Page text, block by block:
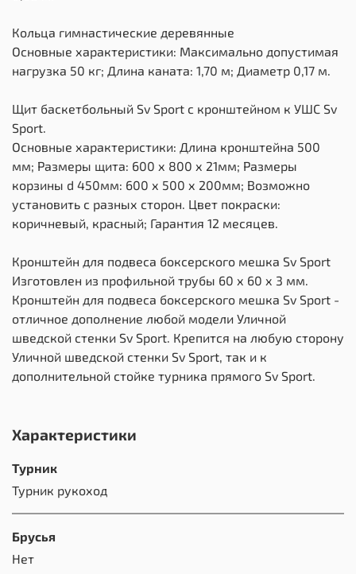
Кольца гимнастические деревянные
Основные характеристики: Максимально допустимая
нагрузка 50 кг; Длина каната: 1,70 м; Диаметр 0,17 м.
Щит баскетбольный Sv Sport c кронштейном к УШС Sv
Sport.
Основные характеристики: Длина кронштейна 500
мм; Размеры щита: 600 х 800 х 21мм; Размеры
корзины d 450мм: 600 х 500 х 200мм; Возможно
установить с разных сторон. Цвет покраски:
коричневый, красный; Гарантия 12 месяцев.
Кронштейн для подвеса боксерского мешка Sv Sport
Изготовлен из профильной трубы 60 х 60 х 3 мм.
Кронштейн для подвеса боксерского мешка Sv Sport -
отличное дополнение любой модели Уличной
шведской стенки Sv Sport. Крепится на любую сторону
Уличной шведской стенки Sv Sport, так и к
дополнительной стойке турника прямого Sv Sport.
Характеристики
Турник
Турник рукоход
Брусья
Нет